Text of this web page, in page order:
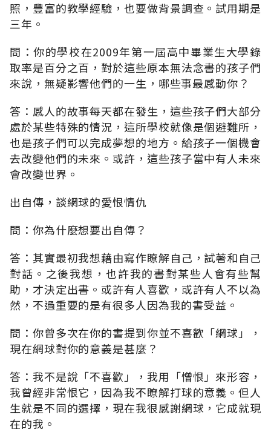
照，豐富的教學經驗，也要做背景調查。試用期是
三年。
問：你的學校在2009年第一屆高中畢業生大學錄
取率是百分之百，對於這些原本無法念書的孩子們
來說，無疑影響他們的一生，哪些事最感動你？
答：感人的故事每天都在發生，這些孩子們大部分
處於某些特殊的情況，這所學校就像是個避難所，
也是孩子們可以完成夢想的地方。給孩子一個機會
去改變他們的未來。或許，這些孩子當中有人未來
會改變世界。
出自傳，談網球的愛恨情仇
問：你為什麼想要出自傳？
答：其實最初我想藉由寫作瞭解自己，試著和自己
對話。之後我想，也許我的書對某些人會有些幫
助，才決定出書。或許有人喜歡，或許有人不以為
然，不過重要的是有很多人因為我的書受益。
問：你曾多次在你的書提到你並不喜歡「網球」，
現在網球對你的意義是甚麼？
答：我不是說「不喜歡」，我用「憎恨」來形容，
我曾經非常恨它，因為我不瞭解打球的意義。但人
生就是不同的選擇，現在我很感謝網球，它成就現
在的我。